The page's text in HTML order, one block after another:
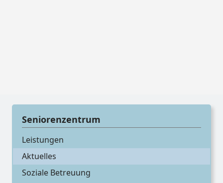
Seniorenzentrum
Leistungen
Aktuelles
Soziale Betreuung